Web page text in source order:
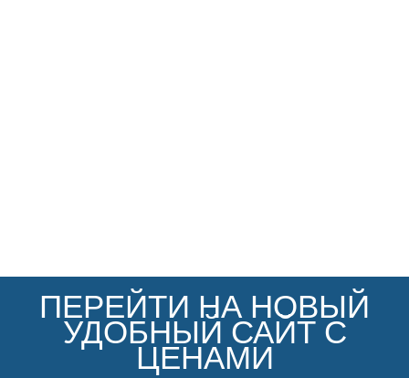
ПЕРЕЙТИ НА НОВЫЙ
УДОБНЫЙ САЙТ С
ЦЕНАМИ